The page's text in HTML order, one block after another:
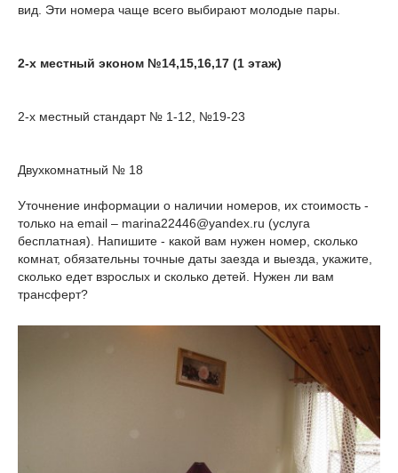
вид. Эти номера чаще всего выбирают молодые пары.
2-х местный эконом №14,15,16,17 (1 этаж)
2-х местный стандарт № 1-12, №19-23
Двухкомнатный № 18
Уточнение информации о наличии номеров, их стоимость -
только на email – marina22446@yandex.ru (услуга
бесплатная). Напишите - какой вам нужен номер, сколько
комнат, обязательны точные даты заезда и выезда, укажите,
сколько едет взрослых и сколько детей. Нужен ли вам
трансферт?